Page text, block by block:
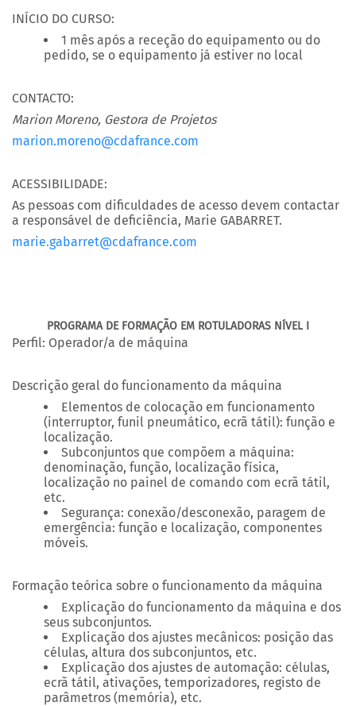
INÍCIO DO CURSO:
1 mês após a receção do equipamento ou do
pedido, se o equipamento já estiver no local
CONTACTO:
Marion Moreno, Gestora de Projetos
marion.moreno@cdafrance.com
ACESSIBILIDADE:
As pessoas com dificuldades de acesso devem contactar
a responsável de deficiência, Marie GABARRET.
marie.gabarret@cdafrance.com
PROGRAMA DE FORMAÇÃO EM ROTULADORAS NÍVEL I
Perfil: Operador/a de máquina
Descrição geral do funcionamento da máquina
Elementos de colocação em funcionamento
(interruptor, funil pneumático, ecrã tátil): função e
localização.
Subconjuntos que compõem a máquina:
denominação, função, localização física,
localização no painel de comando com ecrã tátil,
etc.
Segurança: conexão/desconexão, paragem de
emergência: função e localização, componentes
móveis.
Formação teórica sobre o funcionamento da máquina
Explicação do funcionamento da máquina e dos
seus subconjuntos.
Explicação dos ajustes mecânicos: posição das
células, altura dos subconjuntos, etc.
Explicação dos ajustes de automação: células,
ecrã tátil, ativações, temporizadores, registo de
parâmetros (memória), etc.